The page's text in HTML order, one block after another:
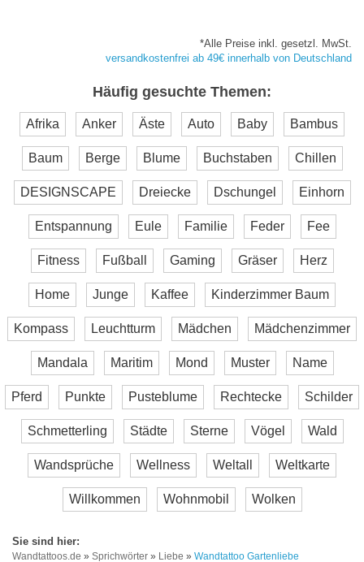
*Alle Preise inkl. gesetzl. MwSt.
versandkostenfrei ab 49€ innerhalb von Deutschland
Häufig gesuchte Themen:
Afrika Anker Äste Auto Baby Bambus
Baum Berge Blume Buchstaben Chillen
DESIGNSCAPE Dreiecke Dschungel Einhorn
Entspannung Eule Familie Feder Fee
Fitness Fußball Gaming Gräser Herz
Home Junge Kaffee Kinderzimmer Baum
Kompass Leuchtturm Mädchen Mädchenzimmer
Mandala Maritim Mond Muster Name
Pferd Punkte Pusteblume Rechtecke Schilder
Schmetterling Städte Sterne Vögel Wald
Wandsprüche Wellness Weltall Weltkarte
Willkommen Wohnmobil Wolken
Wandtattoos.de » Sprichwörter » Liebe » Wandtattoo Gartenliebe